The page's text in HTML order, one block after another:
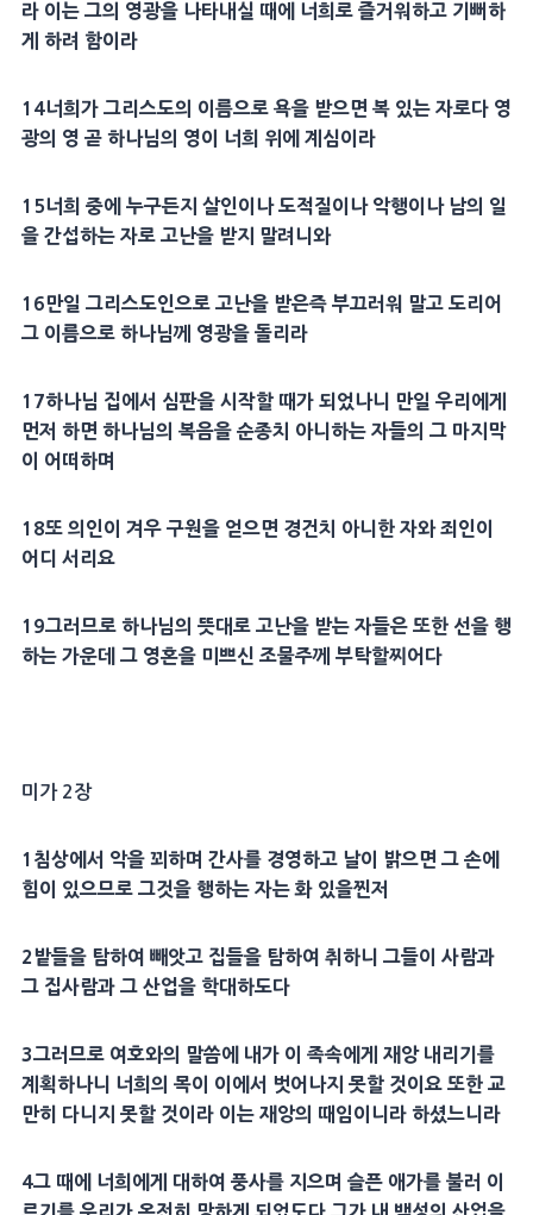
라 이는 그의 영광을 나타내실 때에 너희로 즐거워하고 기뻐하
게 하려 함이라
14너희가 그리스도의 이름으로 욕을 받으면 복 있는 자로다 영
광의 영 곧 하나님의 영이 너희 위에 계심이라
15너희 중에 누구든지 살인이나 도적질이나 악행이나 남의 일
을 간섭하는 자로 고난을 받지 말려니와
16만일 그리스도인으로 고난을 받은즉 부끄러워 말고 도리어
그 이름으로 하나님께 영광을 돌리라
17하나님 집에서 심판을 시작할 때가 되었나니 만일 우리에게
먼저 하면 하나님의 복음을 순종치 아니하는 자들의 그 마지막
이 어떠하며
18또 의인이 겨우 구원 을 얻으면 경건치 아니한 자와 죄인이
어디 서리요
19그러므로 하나님의 뜻대로 고난을 받는 자들은 또한 선을 행
하는 가운데 그 영혼을 미쁘신 조물주께 부탁할찌어다
미가 2장
1 침상에서 악을 꾀하며 간사를 경영하고 날이 밝으면 그 손에
힘이 있으므로 그것을 행하는 자는 화 있을찐저
2밭들을 탐하여 빼앗고 집들을 탐하여 취하니 그들이 사람과
그 집사람과 그 산업을 학대하도다
3그러므로 여호와의 말씀에 내가 이 족속에게 재앙내리기를
계획하나니 너희의 목이 이에서 벗어나지 못할 것이요 또한 교
만히 다니지 못할 것이라 이는 재앙의 때임이니라 하셨느니라
4그 때에 너희에게 대하여 풍사를 지으며 슬픈 애가를 불러 이